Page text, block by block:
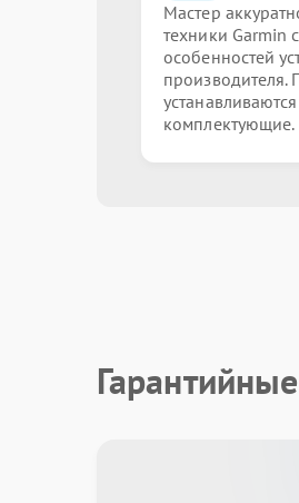
Мастер
техники Garmin
особенностей
производителя.
комплектующие.